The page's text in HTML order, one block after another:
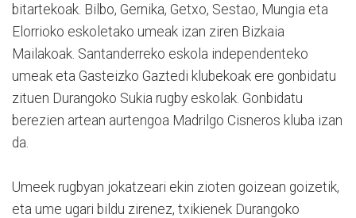
bitartekoak. Bilbo, Gernika, Getxo, Sestao, Mungia eta
Elorrioko eskoletako umeak izan ziren Bizkaia
Mailakoak. Santanderreko eskola independenteko
umeak eta Gasteizko Gaztedi klubekoak ere gonbidatu
zituen Durangoko Sukia rugby eskolak. Gonbidatu
berezien artean aurtengoa Madrilgo Cisneros kluba izan
da.
Umeek rugbyan jokatzeari ekin zioten goizean goizetik,
eta ume ugari bildu zirenez, txikienek Durangoko